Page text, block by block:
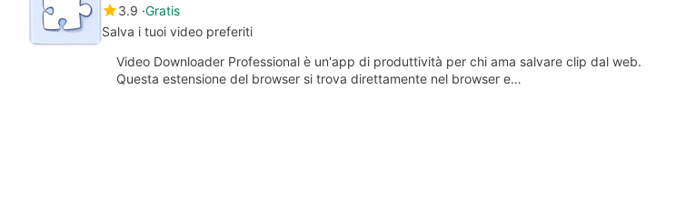
3.9 Gratis
Salva i tuoi video preferiti
Video Downloader Professional è un'app di produttività per chi ama salvare clip dal web.
Questa estensione del browser si trova direttamente nel browser e…